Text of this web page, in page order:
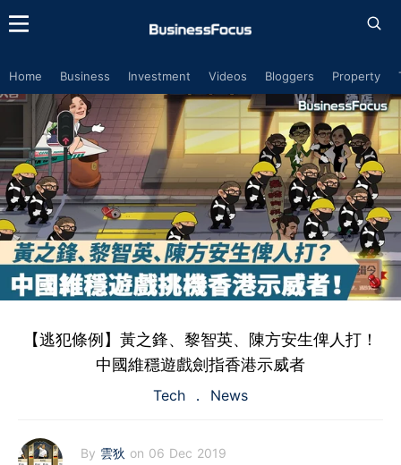
Home Business Investment Videos Bloggers Property
【逃犯條例】黃之鋒、黎智英、陳方安生俾人打！
中國維穩遊戲劍指香港示威者
Tech News
By 雲狄 on 06 Dec 2019